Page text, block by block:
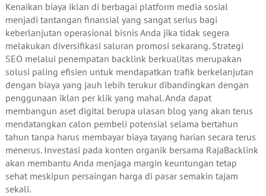
Kenaikan biaya iklan di berbagai platform media sosial
menjadi tantangan finansial yang sangat serius bagi
keberlanjutan operasional bisnis Anda jika tidak segera
melakukan diversifikasi saluran promosi sekarang. Strategi
SEO melalui penempatan backlink berkualitas merupakan
solusi paling efisien untuk mendapatkan trafik berkelanjutan
dengan biaya yang jauh lebih terukur dibandingkan dengan
penggunaan iklan per klik yang mahal. Anda dapat
membangun aset digital berupa ulasan blog yang akan terus
mendatangkan calon pembeli potensial selama bertahun
tahun tanpa harus membayar biaya tayang harian secara terus
menerus. Investasi pada konten organik bersama RajaBacklink
akan membantu Anda menjaga margin keuntungan tetap
sehat meskipun persaingan harga di pasar semakin tajam
sekali.